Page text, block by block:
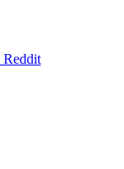
Reddit